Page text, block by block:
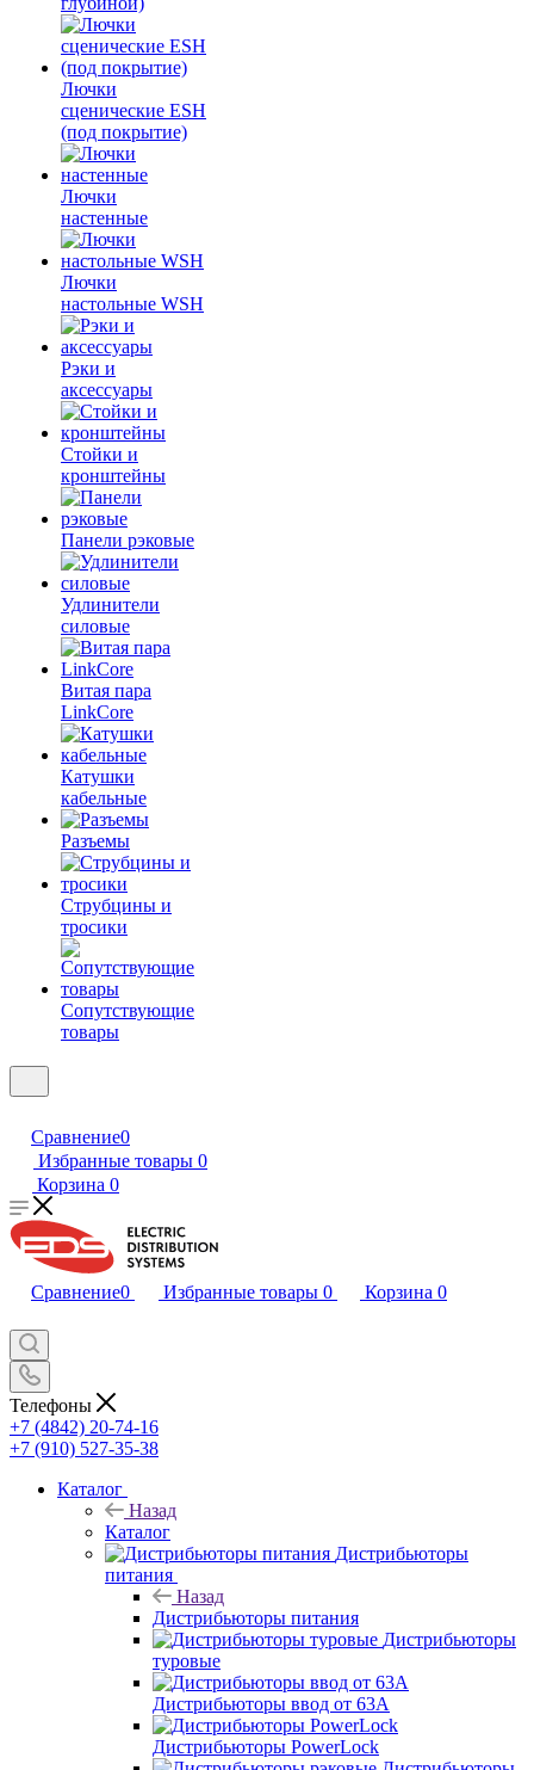
Лючки
сценические ESH
(под покрытие)
Лючки
настенные
Лючки
настольные WSH
Рэки и
аксессуары
Стойки и
кронштейны
Панели рэковые
Удлинители
силовые
Витая пара
LinkCore
Катушки
кабельные
Разъемы
Струбцины и
тросики
Сопутствующие
товары
Сравнение0
Избранные товары 0
Корзина 0
Сравнение0 Избранные товары 0 Корзина 0
Телефоны
+7 (4842) 20-74-16
+7 (910) 527-35-38
Каталог
Назад
Каталог
Дистрибьюторы
питания
Назад
Дистрибьюторы питания
Дистрибьюторы
туровые
Дистрибьюторы ввод от 63A
Дистрибьюторы PowerLock